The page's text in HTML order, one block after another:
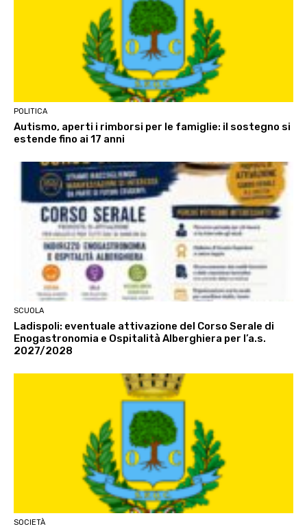
POLITICA
Autismo, aperti i rimborsi per le famiglie: il sostegno si
estende fino ai 17 anni
SCUOLA
Ladispoli: eventuale attivazione del Corso Serale di
Enogastronomia e Ospitalità Alberghiera per l’a.s.
2027/2028
SOCIETÀ